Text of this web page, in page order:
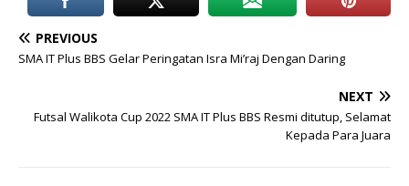
PREVIOUS
SMA IT Plus BBS Gelar Peringatan Isra Mi’raj Dengan Daring
NEXT
Futsal Walikota Cup 2022 SMA IT Plus BBS Resmi ditutup, Selamat
Kepada Para Juara